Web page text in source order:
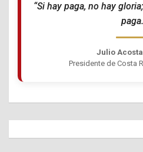
“Si hay paga, no hay
Julio
Presidente de Costa